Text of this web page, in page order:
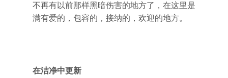
不再有以前那样黑暗伤害的地方了，在这里是
满有爱的，包容的，接纳的，欢迎的地方。
在洁净中更新